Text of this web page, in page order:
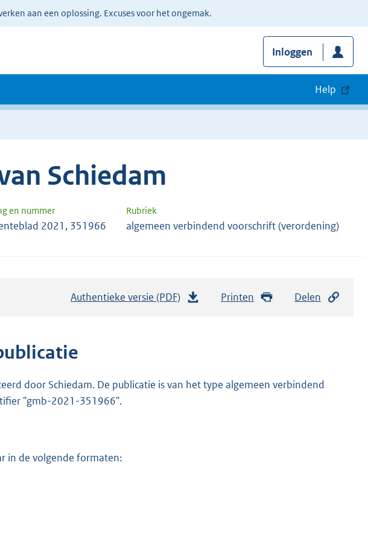
aan een oplossing. Excuses voor het ongemak.
Inloggen
Help
Schiedam
en nummer Rubriek
2021, 351966 algemeen verbindend voorschrift (verordening)
Authentieke versie (PDF) Printen Delen
door Schiedam. De publicatie is van het type algemeen verbindend
"gmb-2021-351966".
in de volgende formaten: